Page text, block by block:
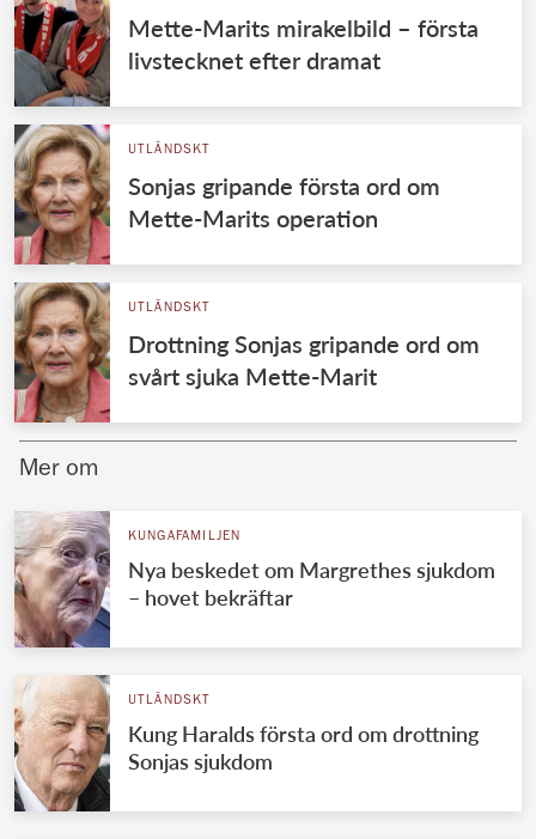
Mette-Marits mirakelbild – första
livstecknet efter dramat
UTLÄNDSKT
Sonjas gripande första ord om
Mette-Marits operation
UTLÄNDSKT
Drottning Sonjas gripande ord om
svårt sjuka Mette-Marit
Mer om
KUNGAFAMILJEN
Nya beskedet om Margrethes sjukdom
– hovet bekräftar
UTLÄNDSKT
Kung Haralds första ord om drottning
Sonjas sjukdom